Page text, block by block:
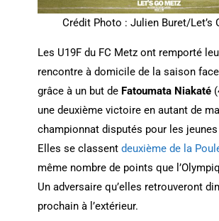
Crédit Photo : Julien Buret/Let’s
Les U19F du FC Metz ont remporté
rencontre à domicile de la saison
grâce à un but de Fatoumata Niakaté
une deuxième victoire en autant de
championnat disputés pour les
Elles se classentdeuxième de la
même nombre de points que
Un adversaire qu’elles retrouveront
prochain à l’extérieur.